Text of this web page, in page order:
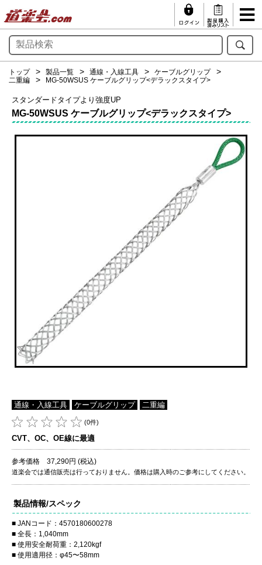
トップ 製品一覧 通線・入線工具
ケーブルグリップ
二重編
MG-50WSUS ケーブルグリップ<デラックスタイプ>
スタンダードタイプより強度UP
MG-50WSUS ケーブルグリップ<デラックスタイプ>
通線・入線工具 ケーブルグリップ 二重編
(0件)
CVT、OC、OE線に最適
参考価格 37,290円 (税込)
道楽会では通信販売は行っておりません。価格は購入時のご参考にしてください。
製品情報/スペック
JANコード：4570180600278
全長：1,040mm
使用安全耐荷重：2,120kgf
使用適用径：φ45〜58mm